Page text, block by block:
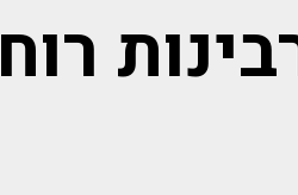
רוח